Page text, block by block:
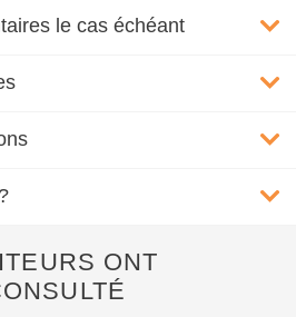
le cas échéant
ONT